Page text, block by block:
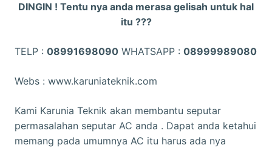
DINGIN ! Tentu nya anda merasa gelisah untuk hal
itu ???
TELP : 08991698090 WHATSAPP : 08999989080
Webs : www.karuniateknik.com
Kami Karunia Teknik akan membantu seputar
permasalahan seputar AC anda . Dapat anda ketahui
memang pada umumnya AC itu harus ada nya